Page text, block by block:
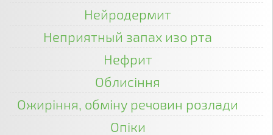
Нейродермит
Неприятный запах изо рта
Нефрит
Облисіння
Ожиріння, обміну речовин розлади
Опіки